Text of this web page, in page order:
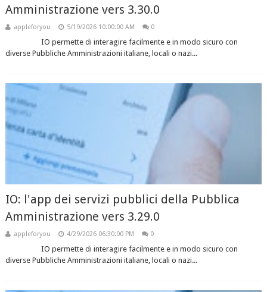
Amministrazione vers 3.30.0
appleforyou 5/19/2026 10:00:00 AM 0
IO permette di interagire facilmente e in modo sicuro con
diverse Pubbliche Amministrazioni italiane, locali o nazi...
IO: l'app dei servizi pubblici della Pubblica
Amministrazione vers 3.29.0
appleforyou 4/29/2026 06:30:00 PM 0
IO permette di interagire facilmente e in modo sicuro con
diverse Pubbliche Amministrazioni italiane, locali o nazi...